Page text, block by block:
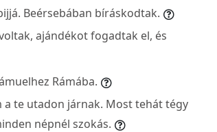
Beérsebában bíráskodtak.
ajándékot fogadtak el, és
Rámába.
te utadon járnak. Most tehát tégy
népnél szokás.